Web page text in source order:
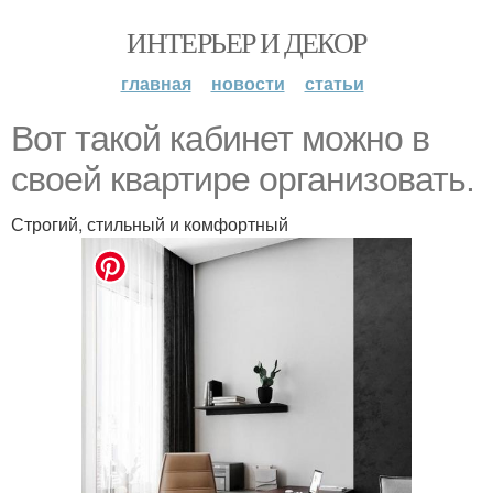
ИНТЕРЬЕР И ДЕКОР
главная новости статьи
Вот такой кабинет можно в
своей квартире организовать.
Строгий, стильный и комфортный